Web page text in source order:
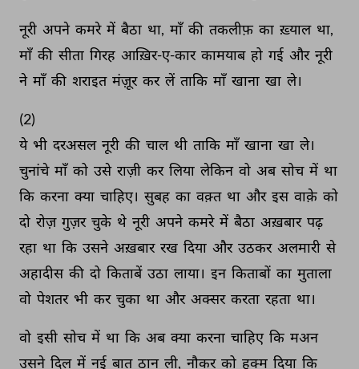
नूरी अपने कमरे में बैठा था, माँ की तकलीफ़ का ख़्याल था,
माँ की सीता गिरह आख़िर-ए-कार कामयाब हो गई और नूरी
ने माँ की शराइत मंज़ूर कर लें ताकि माँ खाना खा ले।
(2)
ये भी दरअसल नूरी की चाल थी ताकि माँ खाना खा ले।
चुनांचे माँ को उसे राज़ी कर लिया लेकिन वो अब सोच में था
कि करना क्या चाहिए। सुबह का वक़्त था और इस वाक़े को
दो रोज़ गुज़र चुके थे नूरी अपने कमरे में बैठा अख़बार पढ़
रहा था कि उसने अख़बार रख दिया और उठकर अलमारी से
अहादीस की दो किताबें उठा लाया। इन किताबों का मुताला
वो पेशतर भी कर चुका था और अक्सर करता रहता था।
वो इसी सोच में था कि अब क्या करना चाहिए कि मअन
उसने दिल में नई बात ठान ली, नौकर को हुक्म दिया कि